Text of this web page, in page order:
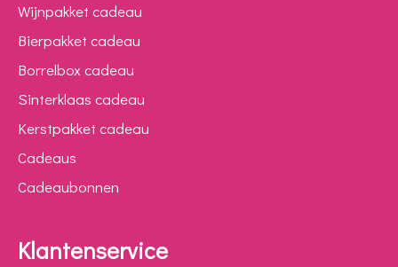
Wijnpakket cadeau
Bierpakket cadeau
Borrelbox cadeau
Sinterklaas cadeau
Kerstpakket cadeau
Cadeaus
Cadeaubonnen
Klantenservice